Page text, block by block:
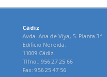
Cádiz
Avda. Ana de Viya, 5. Planta 3ª.
Edificio Nereida.
11009 Cádiz.
Tlfno.: 956 27 25 66
Fax: 956 25 47 56